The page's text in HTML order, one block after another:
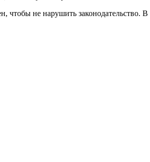
не нарушить законодательство. В